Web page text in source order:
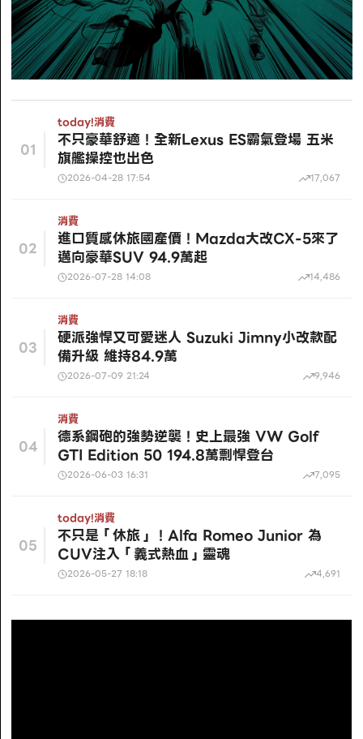
01
today!消費
不只豪華舒適！全新Lexus ES霸氣登場 五米
旗艦操控也出色
2026-04-28 17:54 17,067
02
消費
進口質感休旅國產價！Mazda大改CX-5來了
邁向豪華SUV 94.9萬起
2026-07-28 14:08 14,486
03
消費
硬派強悍又可愛迷人 Suzuki Jimny小改款配
備升級 維持84.9萬
2026-07-09 21:24 9,946
04
消費
德系鋼砲的強勢逆襲！史上最強 VW Golf
GTI Edition 50 194.8萬剽悍登台
2026-06-03 16:31 7,095
05
today!消費
不只是「休旅」！Alfa Romeo Junior 為
CUV注入「義式熱血」靈魂
2026-05-27 18:18 4,691